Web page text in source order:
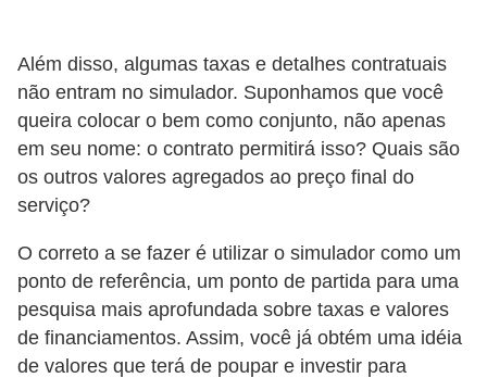
Além disso, algumas taxas e detalhes contratuais
não entram no simulador. Suponhamos que você
queira colocar o bem como conjunto, não apenas
em seu nome: o contrato permitirá isso? Quais são
os outros valores agregados ao preço final do
serviço?
O correto a se fazer é utilizar o simulador como um
ponto de referência, um ponto de partida para uma
pesquisa mais aprofundada sobre taxas e valores
de financiamentos. Assim, você já obtém uma idéia
de valores que terá de poupar e investir para
i
n
a
c
i
r
a
s